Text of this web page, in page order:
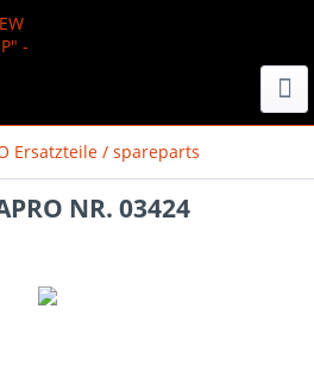
Ersatzteile / spareparts
NR. 03424